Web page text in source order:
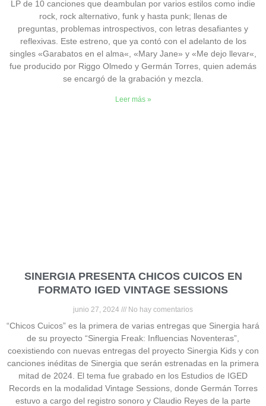
LP de 10 canciones que deambulan por varios estilos como indie
rock, rock alternativo, funk y hasta punk; llenas de
preguntas, problemas introspectivos, con letras desafiantes y
reflexivas. Este estreno, que ya contó con el adelanto de los
singles «Garabatos en el alma«, «Mary Jane» y «Me dejo llevar«,
fue producido por Riggo Olmedo y Germán Torres, quien además
se encargó de la grabación y mezcla.
Leer más »
SINERGIA PRESENTA CHICOS CUICOS EN
FORMATO IGED VINTAGE SESSIONS
junio 27, 2024 No hay comentarios
“Chicos Cuicos” es la primera de varias entregas que Sinergia hará
de su proyecto “Sinergia Freak: Influencias Noventeras”,
coexistiendo con nuevas entregas del proyecto Sinergia Kids y con
canciones inéditas de Sinergia que serán estrenadas en la primera
mitad de 2024. El tema fue grabado en los Estudios de IGED
Records en la modalidad Vintage Sessions, donde Germán Torres
estuvo a cargo del registro sonoro y Claudio Reyes de la parte